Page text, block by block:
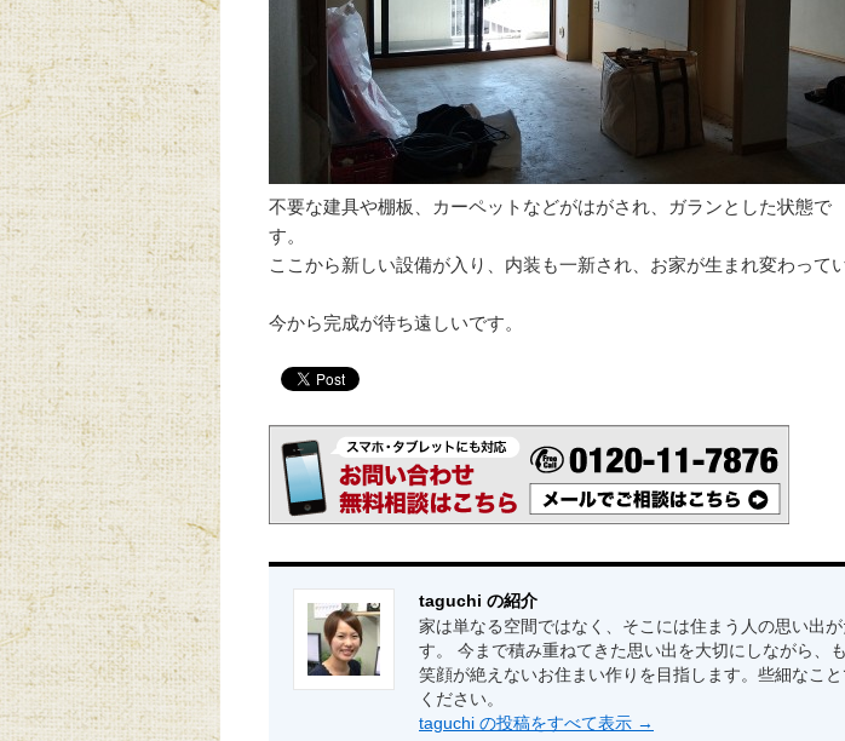
不要な建具や棚板、カーペットなどがはがされ、ガランとした状態で
す
ここから新しい設備が入り、内装も一新され、お家が生まれ変わって
今から完成が待ち遠しいです。
taguchi の紹介
家は単なる空間ではなく、そこには住まう人の思い出
す。 今まで積み重ねてきた思い出を大切にしながら、
笑顔が絶えないお住まい作りを目指します。些細なこ
ください。
taguchi の投稿をすべて表示 →